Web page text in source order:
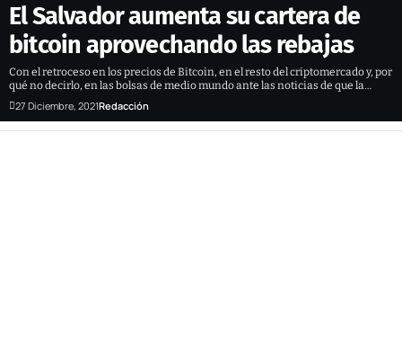
El Salvador aumenta su cartera de
bitcoin aprovechando las rebajas
Con el retroceso en los precios de Bitcoin, en el resto del criptomercado y, por
qué no decirlo, en las bolsas de medio mundo ante las noticias de que la…
27 Diciembre, 2021Redacción